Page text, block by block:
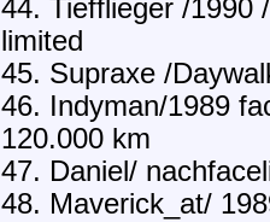
44. Tiefflieger /1990
limited
45. Supraxe /
46. Indyman/1989
120.000 km
47. Daniel/
48. Maverick_at/